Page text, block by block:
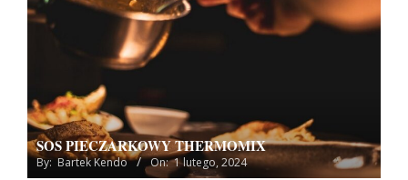
SOS PIECZARKOWY THERMOMIX
By: Bartek Kendo On: 1 lutego, 2024